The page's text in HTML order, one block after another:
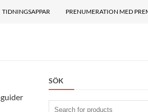
TIDNINGSAPPAR PRENUMERATION MED
SÖK
Search